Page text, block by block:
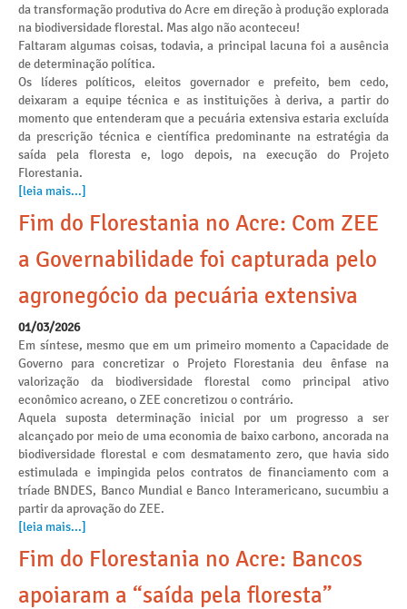
da transformação produtiva do Acre em direção à produção explorada
na biodiversidade florestal. Mas algo não aconteceu!
Faltaram algumas coisas, todavia, a principal lacuna foi a ausência
de determinação política.
Os líderes políticos, eleitos governador e prefeito, bem cedo,
deixaram a equipe técnica e as instituições à deriva, a partir do
momento que entenderam que a pecuária extensiva estaria excluída
da prescrição técnica e científica predominante na estratégia da
saída pela floresta e, logo depois, na execução do Projeto
Florestania.
[leia mais...]
Fim do Florestania no Acre: Com ZEE
a Governabilidade foi capturada pelo
agronegócio da pecuária extensiva
01/03/2026
Em síntese, mesmo que em um primeiro momento a Capacidade de
Governo para concretizar o Projeto Florestania deu ênfase na
valorização da biodiversidade florestal como principal ativo
econômico acreano, o ZEE concretizou o contrário.
Aquela suposta determinação inicial por um progresso a ser
alcançado por meio de uma economia de baixo carbono, ancorada na
biodiversidade florestal e com desmatamento zero, que havia sido
estimulada e impingida pelos contratos de financiamento com a
tríade BNDES, Banco Mundial e Banco Interamericano, sucumbiu a
partir da aprovação do ZEE.
[leia mais...]
Fim do Florestania no Acre: Bancos
apoiaram a “saída pela floresta”